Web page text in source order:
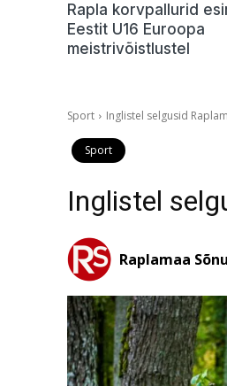
Rapla korvpallurid
Eestit U16 Euroopa
meistrivõistlustel